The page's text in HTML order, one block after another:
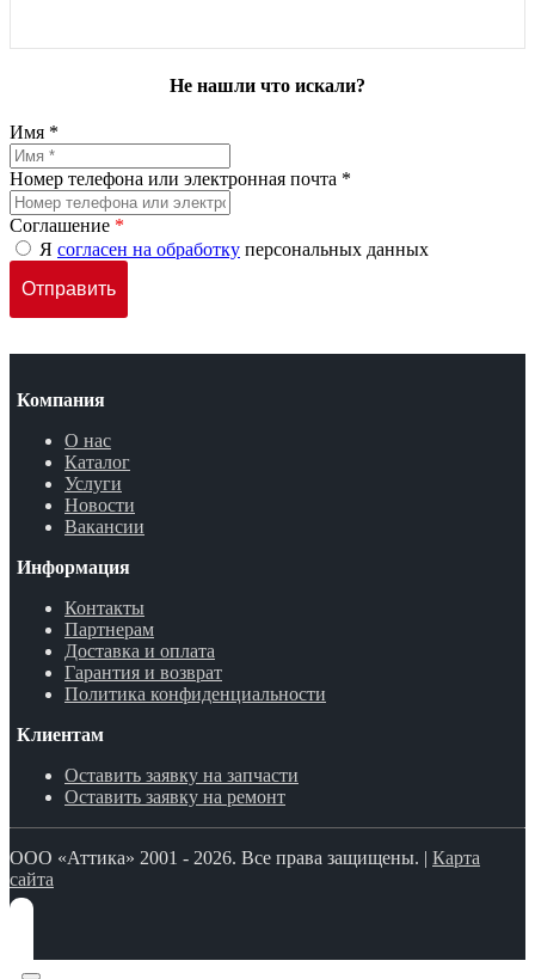
Не нашли что искали?
Имя *
Номер телефона или электронная почта *
Соглашение *
Я согласен на обработку персональных данных
Компания
О нас
Каталог
Услуги
Новости
Вакансии
Информация
Контакты
Партнерам
Доставка и оплата
Гарантия и возврат
Политика конфиденциальности
Клиентам
Оставить заявку на запчасти
Оставить заявку на ремонт
ООО «Аттика» 2001 - 2026. Все права защищены. | Карта
сайта